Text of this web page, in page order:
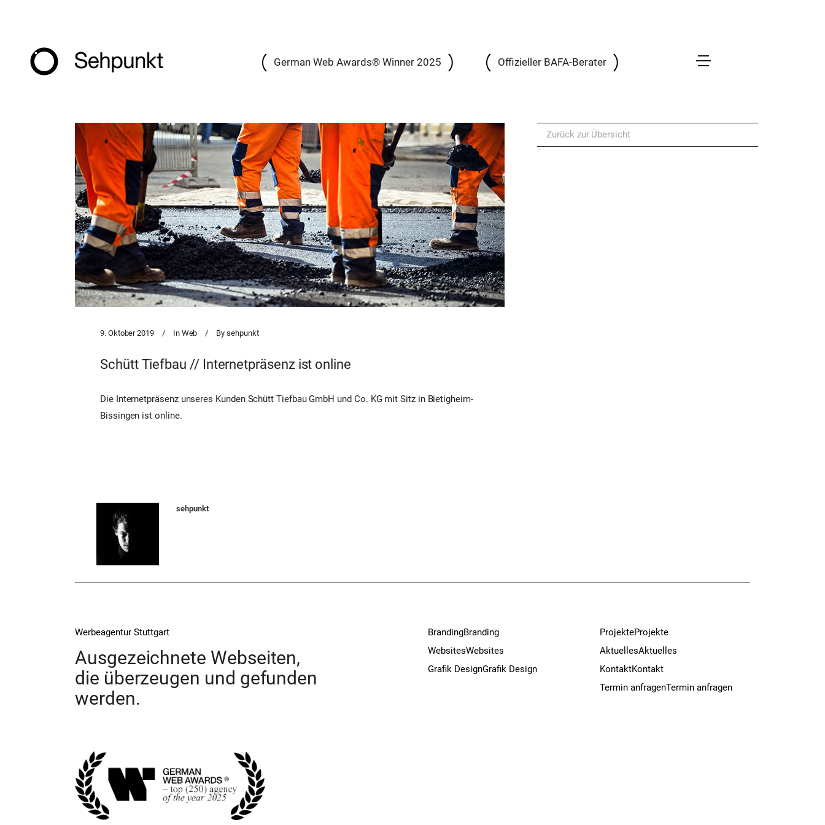
German Web Awards® Winner 2025 Offizieller BAFA-Berater
9. Oktober 2019 In Web By sehpunkt
Schütt Tiefbau // Internetpräsenz ist online
Die Internetpräsenz unseres Kunden Schütt Tiefbau GmbH und Co. KG mit Sitz in Bietigheim-
Bissingen ist online.
sehpunkt
Zurück zur Übersicht
Werbeagentur Stuttgart
Ausgezeichnete Webseiten,
die überzeugen und gefunden
werden.
BrandingBranding
WebsitesWebsites
Grafik DesignGrafik Design
ProjekteProjekte
AktuellesAktuelles
KontaktKontakt
Termin anfragenTermin anfragen